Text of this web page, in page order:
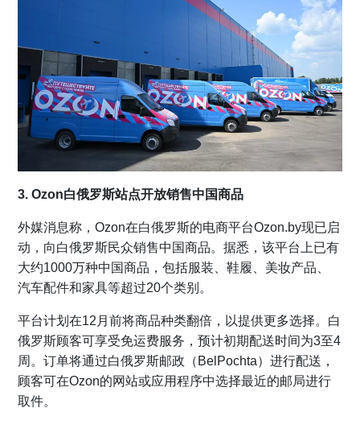
3. Ozon白俄罗斯站点开放销售中国商品
外媒消息称，Ozon在白俄罗斯的电商平台Ozon.by现已启
动，向白俄罗斯民众销售中国商品。据悉，该平台上已有
大约1000万种中国商品，包括服装、鞋履、美妆产品、
汽车配件和家具等超过20个类别。
平台计划在12月前将商品种类翻倍，以提供更多选择。白
俄罗斯顾客可享受免运费服务，预计初期配送时间为3至4
周。订单将通过白俄罗斯邮政（BelPochta）进行配送，
顾客可在Ozon的网站或应用程序中选择最近的邮局进行
取件。